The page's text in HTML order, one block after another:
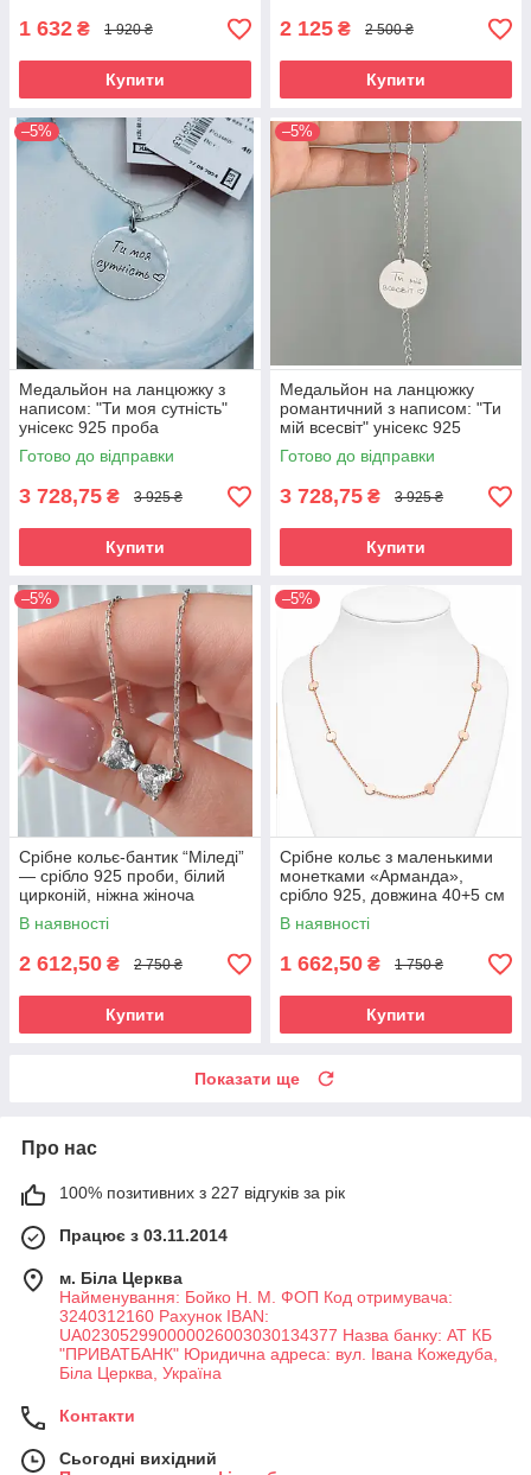
1 632 ₴ 1 920 ₴
Купити
2 125 ₴ 2 500 ₴
Купити
–5%
Медальйон на ланцюжку з
написом: "Ти моя сутність"
унісекс 925 проба
Готово до відправки
3 728,75 ₴ 3 925 ₴
Купити
–5%
Медальйон на ланцюжку
романтичний з написом: "Ти
мій всесвіт" унісекс 925
проба
Готово до відправки
3 728,75 ₴ 3 925 ₴
Купити
–5%
Срібне кольє-бантик “Міледі”
— срібло 925 проби, білий
цирконій, ніжна жіноча
прикраса на шию
В наявності
2 612,50 ₴ 2 750 ₴
Купити
–5%
Срібне кольє з маленькими
монетками «Арманда»,
срібло 925, довжина 40+5 см
В наявності
1 662,50 ₴ 1 750 ₴
Купити
Показати ще
Про нас
100% позитивних з 227 відгуків за рік
Працює з 03.11.2014
м. Біла Церква
Найменування: Бойко Н. М. ФОП Код отримувача:
3240312160 Рахунок IBAN:
UA023052990000026003030134377 Назва банку: АТ КБ
"ПРИВАТБАНК" Юридична адреса: вул. Івана Кожедуба,
Біла Церква, Україна
Контакти
Сьогодні вихідний